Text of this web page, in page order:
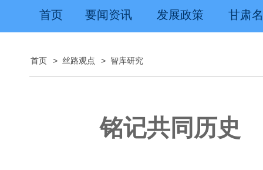
首页 要闻资讯 发展政策 甘肃
首页 > 丝路观点 > 智库研究
铭记共同历史